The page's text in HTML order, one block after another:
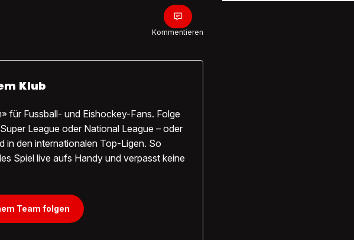
Kommentieren
Klub
für Fussball- und Eishockey-Fans. Folge
League oder National League – oder
in den internationalen Top-Ligen. So
Spiel live aufs Handy und verpasst keine
Team folgen